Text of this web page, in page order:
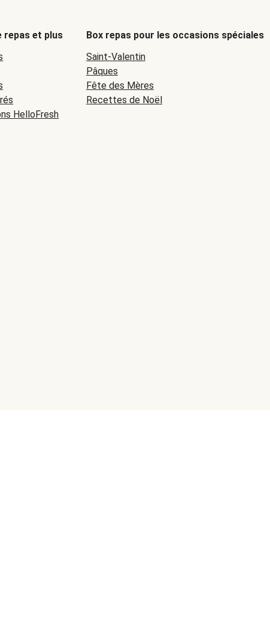
repas et plus
HelloFresh
Box repas pour les occasions spéciales
Saint-Valentin
Pâques
Fête des Mères
Recettes de Noël